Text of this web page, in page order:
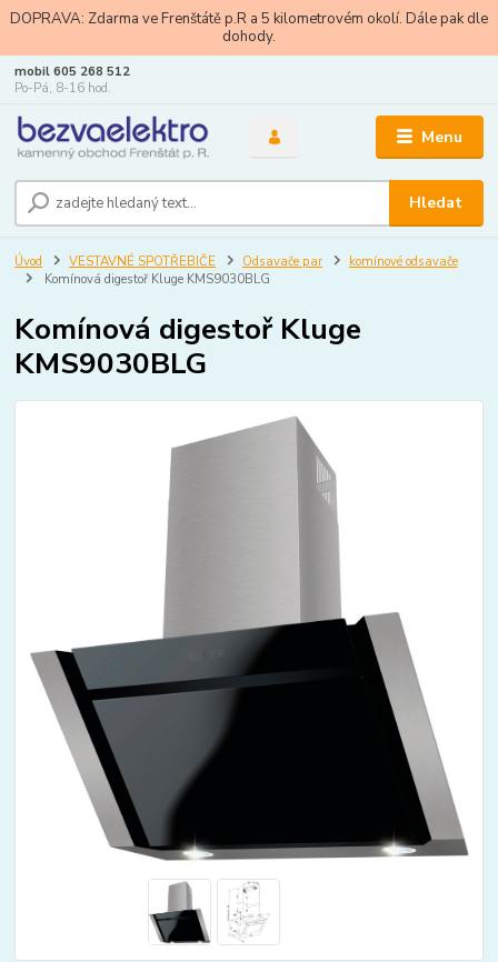
DOPRAVA: Zdarma ve Frenštátě p.R a 5 kilometrovém okolí. Dále pak dle
dohody.
Menu
Hledat
mobil 605 268 512
Po-Pá, 8-16 hod.
Úvod VESTAVNÉ SPOTŘEBIČE Odsavače par
komínové odsavače
Komínová digestoř Kluge KMS9030BLG
Komínová digestoř Kluge
KMS9030BLG